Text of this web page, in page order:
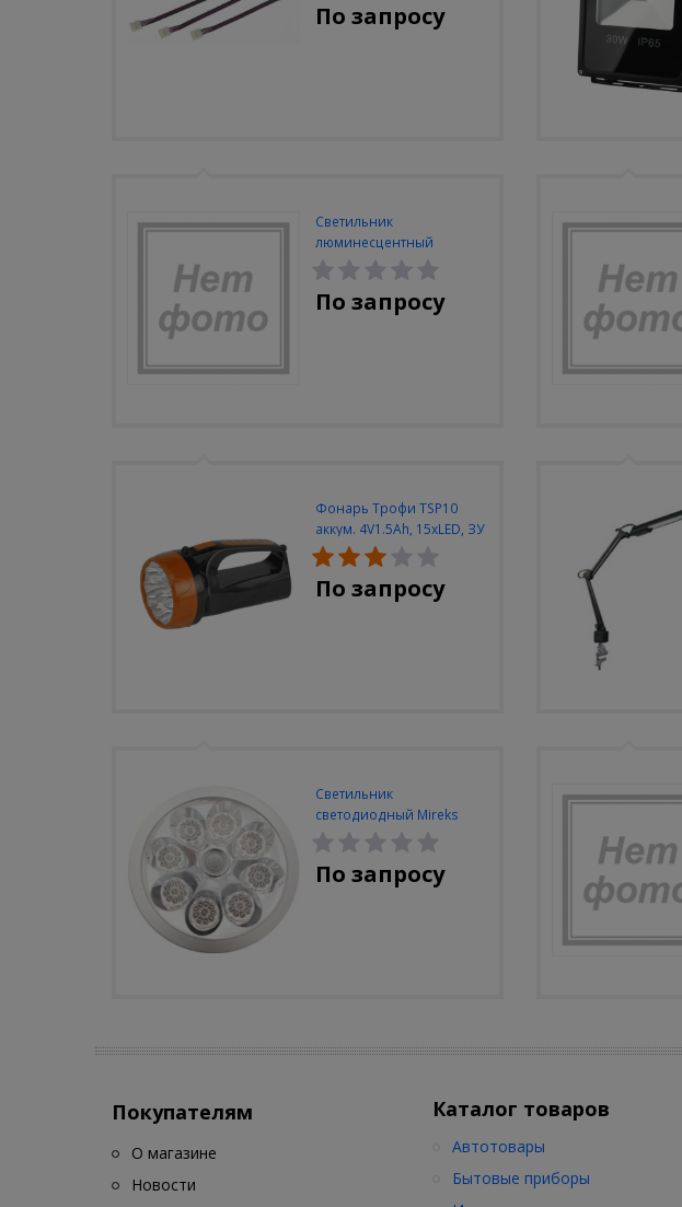
По запросу
Светильник
люминесцентный
Navigator NEL-A2-E130-T4-
840/WH
По запросу
Фонарь Трофи TSP10
аккум. 4V1.5Ah, 15xLED, ЗУ
вилка 220V
По запросу
Светильник
светодиодный Mireks
С-310-80-S (5W/4000-
5000K/500lm/датчик
движения)
По запросу
Покупателям
О магазине
Новости
Каталог товаров
Автотовары
Бытовые приборы